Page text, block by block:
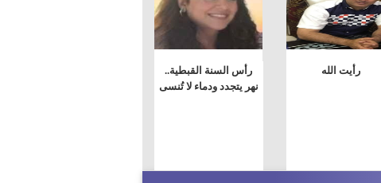
رأيت الله
رأس السنة القبطية..
نهر يتجدد ودماء لا تُنسى